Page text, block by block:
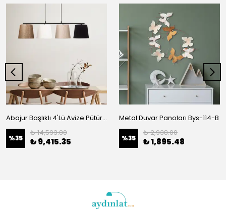
Abajur Başlıklı 4'Lü Avize Pütürlü Siyah 10815
%35
₺ 14,593.80
₺ 9,415.35
Metal Duvar Panoları Bys-114-B
%35
₺ 2,938.00
₺ 1,895.48